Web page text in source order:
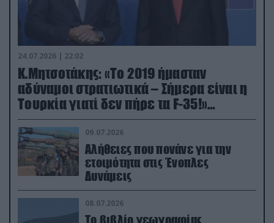
24.07.2026 | 22:02
Κ.Μητσοτάκης: «Το 2019 ήμασταν
αδύναμοι στρατιωτικά – Σήμερα είναι η
Τουρκία γιατί δεν πήρε τα F-35!»
(βίντεο)
09.07.2026
Αλήθειες που πονάνε για την
ετοιμότητα στις Ένοπλες
Δυνάμεις
08.07.2026
Το βιβλίο γεωγραφίας